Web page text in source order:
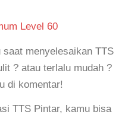
Level 60
saat menyelesaikan TTS
? atau terlalu mudah ?
di komentar!
TTS Pintar, kamu bisa